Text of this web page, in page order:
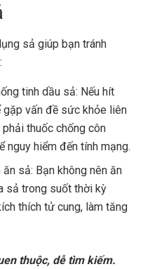
sả giúp bạn tránh
tinh dầu sả: Nếu hít
gặp vấn đề sức khỏe liên
thuốc chống côn
nguy hiểm đến tính mạng.
sả: Bạn không nên ăn
sả trong suốt thời kỳ
thích tử cung, làm tăng
thuộc, dễ tìm kiếm.